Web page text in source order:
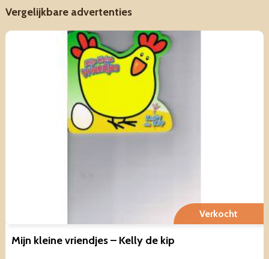
Vergelijkbare advertenties
Verkocht
Mijn kleine vriendjes – Kelly de kip